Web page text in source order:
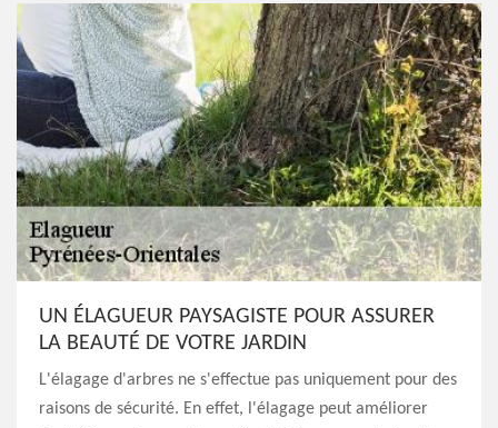
UN ÉLAGUEUR PAYSAGISTE POUR ASSURER
LA BEAUTÉ DE VOTRE JARDIN
L'élagage d'arbres ne s'effectue pas uniquement pour des
raisons de sécurité. En effet, l'élagage peut améliorer